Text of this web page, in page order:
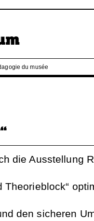
du musée
die Ausstellung
Theorieblock“
den sicheren